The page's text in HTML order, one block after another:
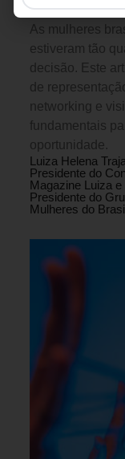
O futuro da
As mulheres
estiveram tão
decisão. Este
de
networking e
fundamentais
oportunidade.
Luiza Helena
Presidente do
Magazine Luiza e
Presidente do
Mulheres do